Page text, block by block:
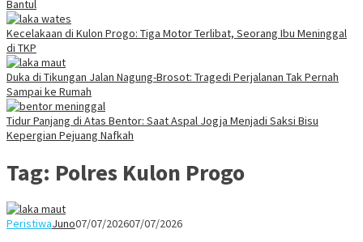
Bantul
Kecelakaan di Kulon Progo: Tiga Motor Terlibat, Seorang Ibu Meninggal
di TKP
Duka di Tikungan Jalan Nagung-Brosot: Tragedi Perjalanan Tak Pernah
Sampai ke Rumah
Tidur Panjang di Atas Bentor: Saat Aspal Jogja Menjadi Saksi Bisu
Kepergian Pejuang Nafkah
Tag: Polres Kulon Progo
PeristiwaJuno07/07/202607/07/2026